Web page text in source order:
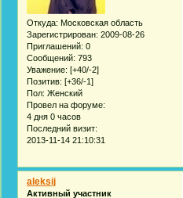
Откуда: Московская область
Зарегистрирован: 2009-08-26
Приглашений: 0
Сообщений: 793
Уважение: [+40/-2]
Позитив: [+36/-1]
Пол: Женский
Провел на форуме:
4 дня 0 часов
Последний визит:
2013-11-14 21:10:31
aleksij
Активный участник